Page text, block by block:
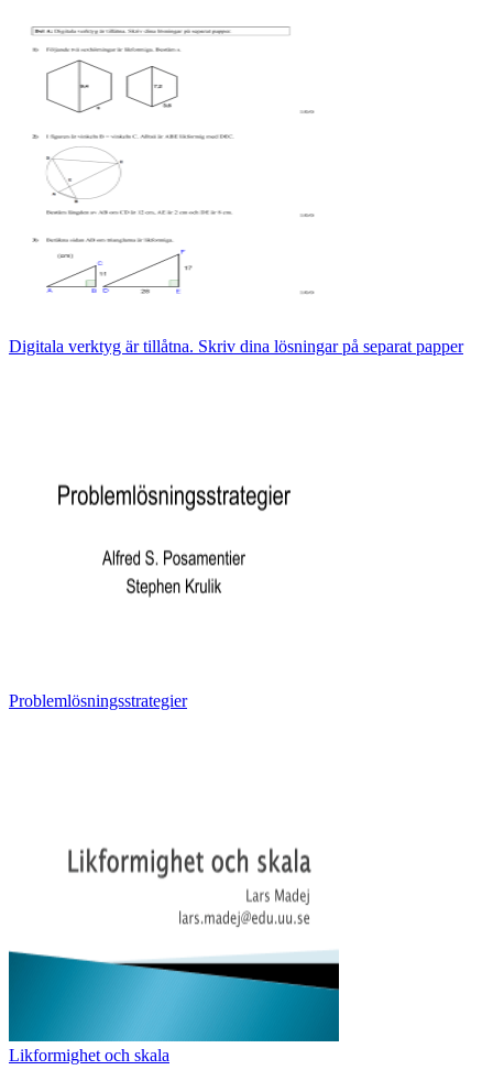
Digitala verktyg är tillåtna. Skriv dina lösningar på separat papper
Problemlösningsstrategier
Likformighet och skala